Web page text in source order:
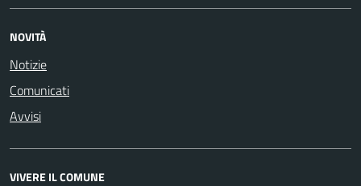
NOVITÀ
Notizie
Comunicati
Avvisi
VIVERE IL COMUNE